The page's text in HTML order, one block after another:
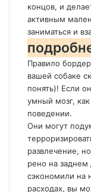
концов, и
активным
заниматься и
Правило
вашей собаке
понять)! Если
умный мозг,
поведении.
Они могут
развлечение,
рено на заднем
сэкономили на
расходах, вы